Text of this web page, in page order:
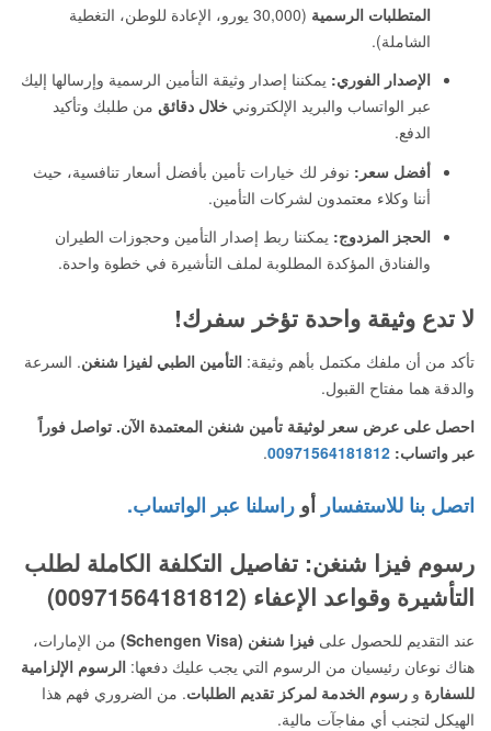
المتطلبات الرسمية
(30,000 يورو، الإعادة للوطن، التغطية
الشاملة).
الإصدار الفوري: يمكننا إصدار وثيقة التأمين الرسمية وإرسالها إليك
عبر الواتساب والبريد الإلكتروني خلال دقائق من طلبك وتأكيد
الدفع.
أفضل سعر: نوفر لك خيارات تأمين بأفضل أسعار تنافسية، حيث
أننا وكلاء معتمدون لشركات التأمين.
الحجز المزدوج: يمكننا ربط إصدار التأمين وحجوزات الطيران
والفنادق المؤكدة المطلوبة لملف التأشيرة في خطوة واحدة.
لا تدع وثيقة واحدة تؤخر سفرك!
تأكد من أن ملفك مكتمل بأهم وثيقة: التأمين الطبي لفيزا شنغن. السرعة
والدقة هما مفتاح القبول.
احصل على عرض سعر لوثيقة تأمين شنغن المعتمدة الآن. تواصل فوراً
عبر واتساب: 00971564181812
.
اتصل بنا للاستفسار أو راسلنا عبر الواتساب.
رسوم فيزا شنغن: تفاصيل التكلفة الكاملة لطلب
التأشيرة وقواعد الإعفاء (00971564181812)
عند التقديم للحصول على فيزا شنغن (Schengen Visa)
من الإمارات،
هناك نوعان رئيسيان من الرسوم التي يجب عليك دفعها: الرسوم الإلزامية
للسفارة و رسوم الخدمة لمركز تقديم الطلبات. من الضروري فهم هذا
الهيكل لتجنب أي مفاجآت مالية.